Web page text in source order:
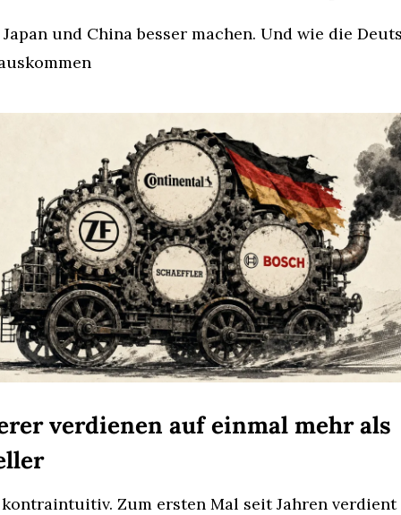
Japan und China besser machen. Und wie die
verdienen auf einmal mehr als
Zum ersten Mal seit Jahren verdient